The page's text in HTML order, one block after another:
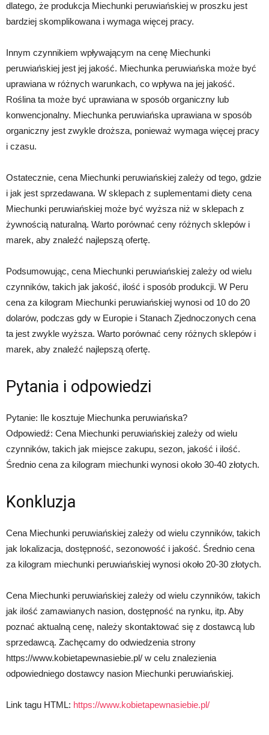
dlatego, że produkcja Miechunki peruwiańskiej w proszku jest
bardziej skomplikowana i wymaga więcej pracy.
Innym czynnikiem wpływającym na cenę Miechunki
peruwiańskiej jest jej jakość. Miechunka peruwiańska może być
uprawiana w różnych warunkach, co wpływa na jej jakość.
Roślina ta może być uprawiana w sposób organiczny lub
konwencjonalny. Miechunka peruwiańska uprawiana w sposób
organiczny jest zwykle droższa, ponieważ wymaga więcej pracy
i czasu.
Ostatecznie, cena Miechunki peruwiańskiej zależy od tego, gdzie
i jak jest sprzedawana. W sklepach z suplementami diety cena
Miechunki peruwiańskiej może być wyższa niż w sklepach z
żywnością naturalną. Warto porównać ceny różnych sklepów i
marek, aby znaleźć najlepszą ofertę.
Podsumowując, cena Miechunki peruwiańskiej zależy od wielu
czynników, takich jak jakość, ilość i sposób produkcji. W Peru
cena za kilogram Miechunki peruwiańskiej wynosi od 10 do 20
dolarów, podczas gdy w Europie i Stanach Zjednoczonych cena
ta jest zwykle wyższa. Warto porównać ceny różnych sklepów i
marek, aby znaleźć najlepszą ofertę.
Pytania i odpowiedzi
Pytanie: Ile kosztuje Miechunka peruwiańska?
Odpowiedź: Cena Miechunki peruwiańskiej zależy od wielu
czynników, takich jak miejsce zakupu, sezon, jakość i ilość.
Średnio cena za kilogram miechunki wynosi około 30-40 złotych.
Konkluzja
Cena Miechunki peruwiańskiej zależy od wielu czynników, takich
jak lokalizacja, dostępność, sezonowość i jakość. Średnio cena
za kilogram miechunki peruwiańskiej wynosi około 20-30 złotych.
Cena Miechunki peruwiańskiej zależy od wielu czynników, takich
jak ilość zamawianych nasion, dostępność na rynku, itp. Aby
poznać aktualną cenę, należy skontaktować się z dostawcą lub
sprzedawcą. Zachęcamy do odwiedzenia strony
https://www.kobietapewnasiebie.pl/ w celu znalezienia
odpowiedniego dostawcy nasion Miechunki peruwiańskiej.
Link tagu HTML: https://www.kobietapewnasiebie.pl/